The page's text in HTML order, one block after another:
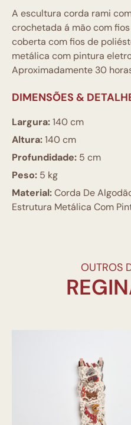
A escultura corda rami
crochetada á mão com
coberta com fios de
metálica com pintura
Aproximadamente 30
DIMENSÕES &
Largura:140 cm
Altura:140 cm
Profundidade: 5 cm
Peso: 5 kg
Material:Corda De
Estrutura Metálica Com
OUTROS